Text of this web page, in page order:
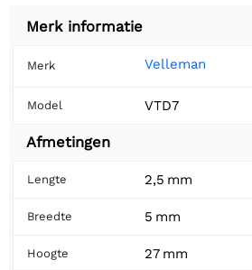
Merk informatie
Merk Velleman
Model VTD7
Afmetingen
Lengte 2,5 mm
Breedte 5 mm
Hoogte 27 mm